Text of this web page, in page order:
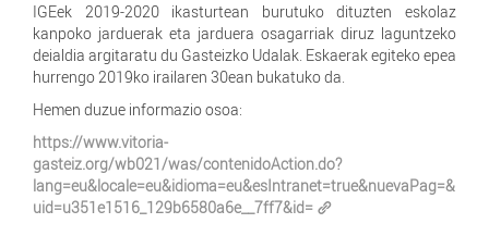
IGEek 2019-2020 ikasturtean burutuko dituzten eskolaz
kanpoko jarduerak eta jarduera osagarriak diruz laguntzeko
deialdia argitaratu du Gasteizko Udalak. Eskaerak egiteko epea
hurrengo 2019ko irailaren 30ean bukatuko da.
Hemen duzue informazio osoa:
https://www.vitoria-
gasteiz.org/wb021/was/contenidoAction.do?
lang=eu&locale=eu&idioma=eu&esIntranet=true&nuevaPag=&
uid=u351e1516_129b6580a6e__7ff7&id=